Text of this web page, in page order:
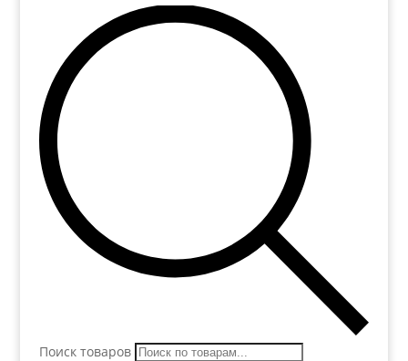
Поиск товаров